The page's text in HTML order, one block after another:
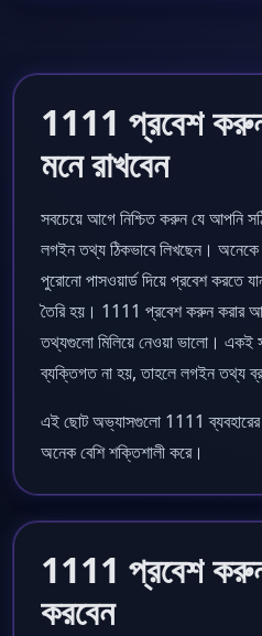
1111 প্রবেশ
মনে রাখবেন
সবচেয়ে আগে নিশ্চিত করুন যে আপনি
লগইন তথ্য ঠিকভাবে লিখছেন। অনেকে
পুরোনো পাসওয়ার্ড দিয়ে প্রবেশ করতে
তৈরি হয়। 1111 প্রবেশ করুন করার
তথ্যগুলো মিলিয়ে নেওয়া ভালো। একই
ব্যক্তিগত না হয়, তাহলে লগইন তথ্য
এই ছোট অভ্যাসগুলো 1111 ব্যবহারের
অনেক বেশি শক্তিশালী করে।
1111 প্রবেশ
করবেন